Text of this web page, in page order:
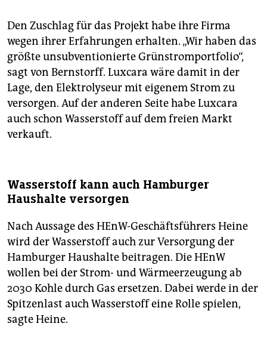
Den Zuschlag für das Projekt habe ihre Firma
wegen ihrer Erfahrungen erhalten. „Wir haben das
größte unsubventionierte Grünstromportfolio“,
sagt von Bernstorff. Luxcara wäre damit in der
Lage, den Elektrolyseur mit eigenem Strom zu
versorgen. Auf der anderen Seite habe Luxcara
auch schon Wasserstoff auf dem freien Markt
verkauft.
Wasserstoff kann auch Hamburger
Haushalte versorgen
Nach Aussage des HEnW-Geschäftsführers Heine
wird der Wasserstoff auch zur Versorgung der
Hamburger Haushalte beitragen. Die HEnW
wollen bei der Strom- und Wärmeerzeugung ab
2030 Kohle durch Gas ersetzen. Dabei werde in der
Spitzenlast auch Wasserstoff eine Rolle spielen,
sagte Heine.